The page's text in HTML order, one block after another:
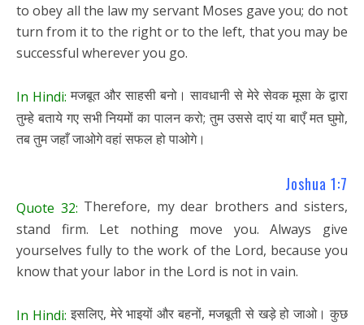
to obey all the law my servant Moses gave you; do not
turn from it to the right or to the left, that you may be
successful wherever you go.
In Hindi: मजबूत और साहसी बनो। सावधानी से मेरे सेवक मूसा के द्वारा
तुम्हे बताये गए सभी नियमों का पालन करो; तुम उससे दाएं या बाएँ मत घुमो,
तब तुम जहाँ जाओगे वहां सफल हो पाओगे।
Joshua 1:7
Quote 32: Therefore, my dear brothers and sisters,
stand firm. Let nothing move you. Always give
yourselves fully to the work of the Lord, because you
know that your labor in the Lord is not in vain.
In Hindi: इसलिए, मेरे भाइयों और बहनों, मजबूती से खड़े हो जाओ। कुछ